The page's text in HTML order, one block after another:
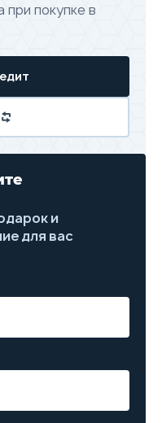
покупке в
и
для вас